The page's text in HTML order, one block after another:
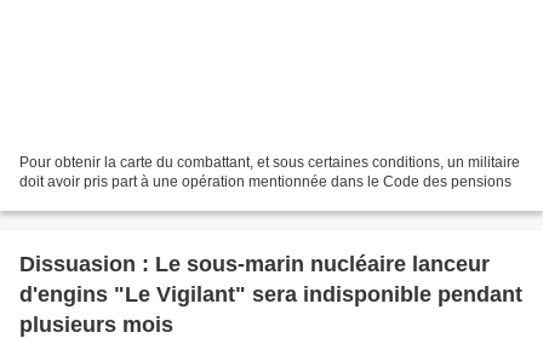
Pour obtenir la carte du combattant, et sous certaines conditions, un militaire
doit avoir pris part à une opération mentionnée dans le Code des pensions
Dissuasion : Le sous-marin nucléaire lanceur
d'engins "Le Vigilant" sera indisponible pendant
plusieurs mois